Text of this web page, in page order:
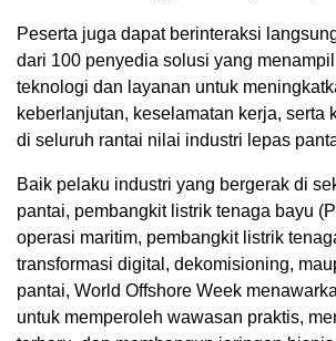
Peserta juga dapat berinteraksi
dari 100 penyedia solusi yang
teknologi dan layanan untuk
keberlanjutan, keselamatan kerja, serta
di seluruh rantai nilai industri lepas
Baik pelaku industri yang bergerak di
pantai, pembangkit listrik tenaga bayu
operasi maritim, pembangkit listrik
transformasi digital, dekomisioning,
pantai, World Offshore Week
untuk memperoleh wawasan praktis,